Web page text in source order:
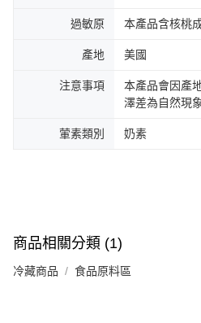
過敏原 本產品含核桃
產地 美國
注意事項
本產品會因產
澤差為自然現
葷素類別 奶素
商品相關分類 (1)
冷藏商品 食品原料區